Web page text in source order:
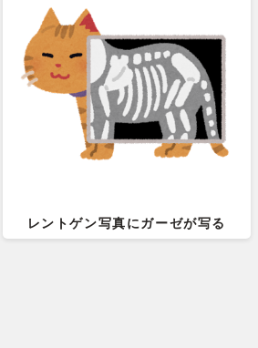
レントゲン写真にガーゼが写る